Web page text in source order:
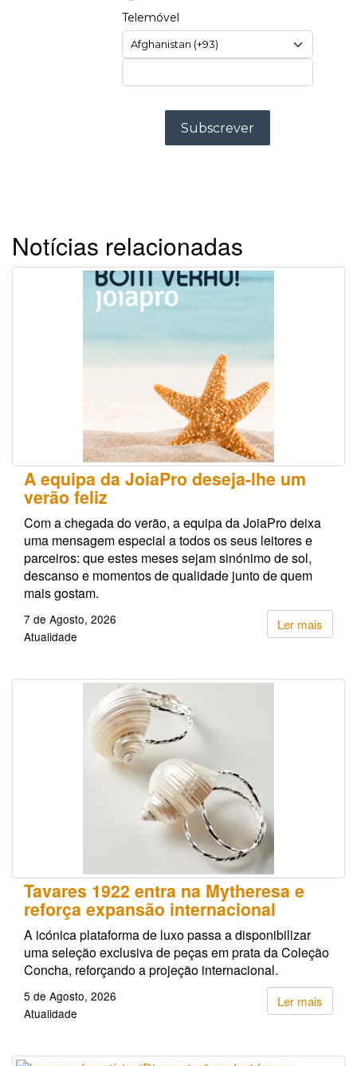
Notícias relacionadas
A equipa da JoiaPro deseja-lhe um
verão feliz
Com a chegada do verão, a equipa da JoiaPro deixa
uma mensagem especial a todos os seus leitores e
parceiros: que estes meses sejam sinónimo de sol,
descanso e momentos de qualidade junto de quem
mais gostam.
Ler mais
7 de Agosto, 2026
Atualidade
Tavares 1922 entra na Mytheresa e
reforça expansão internacional
A icónica plataforma de luxo passa a disponibilizar
uma seleção exclusiva de peças em prata da Coleção
Concha, reforçando a projeção internacional.
Ler mais
5 de Agosto, 2026
Atualidade